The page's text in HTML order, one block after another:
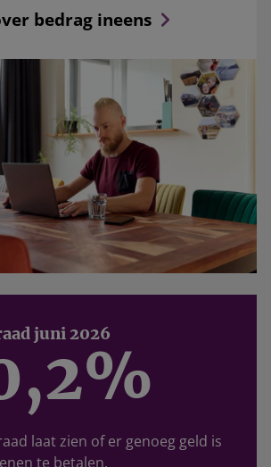
bedrag ineens
juni 2026
laat zien of er genoeg geld is
te betalen.